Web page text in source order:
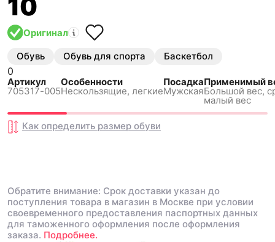
10
Оригинал
Обувь Обувь для спорта Баскетбол
0
Артикул
705317-005
Особенности
Нескользящиe, легкие
Посадка
Мужская
Применимый
Большой вес,
малый вес
Как определить размер обуви
Обратите внимание: Срок доставки указан до
поступления товара в магазин в Москве при условии
своевременного предоставления паспортных данных
для таможенного оформления после оформления
заказа. Подробнее.